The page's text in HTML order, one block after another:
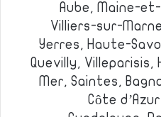
Aube, Maine-
Villiers-sur-
Yerres, Haute-
Quevilly, Villeparisis,
Mer, Saintes,
Côte